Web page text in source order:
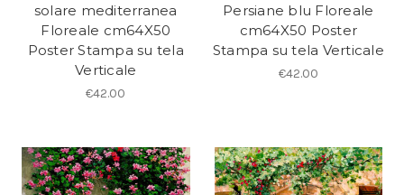
solare mediterranea
Floreale cm64X50
Poster Stampa su tela
Verticale
€42.00
Persiane blu Floreale
cm64X50 Poster
Stampa su tela Verticale
€42.00